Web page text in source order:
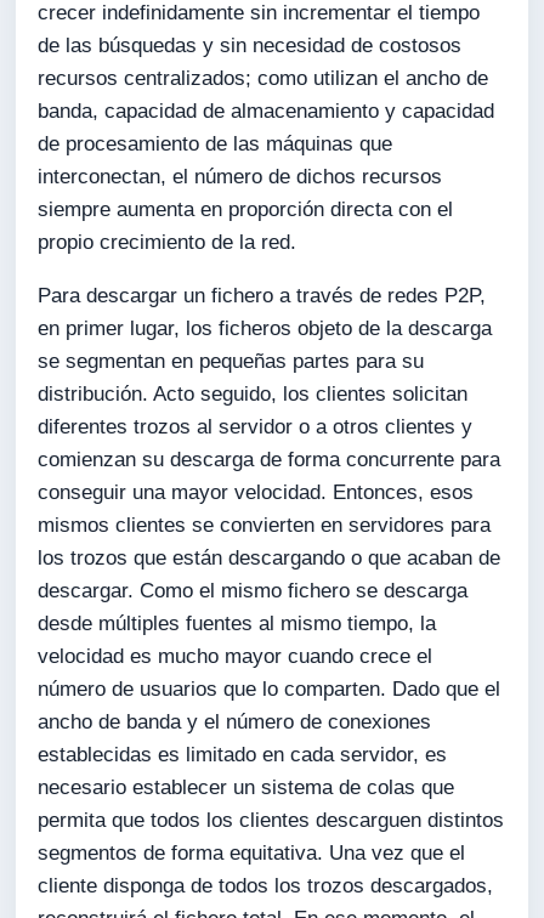
crecer indefinidamente sin incrementar el tiempo
de las búsquedas y sin necesidad de costosos
recursos centralizados; como utilizan el ancho de
banda, capacidad de almacenamiento y capacidad
de procesamiento de las máquinas que
interconectan, el número de dichos recursos
siempre aumenta en proporción directa con el
propio crecimiento de la red.
Para descargar un fichero a través de redes P2P,
en primer lugar, los ficheros objeto de la descarga
se segmentan en pequeñas partes para su
distribución. Acto seguido, los clientes solicitan
diferentes trozos al servidor o a otros clientes y
comienzan su descarga de forma concurrente para
conseguir una mayor velocidad. Entonces, esos
mismos clientes se convierten en servidores para
los trozos que están descargando o que acaban de
descargar. Como el mismo fichero se descarga
desde múltiples fuentes al mismo tiempo, la
velocidad es mucho mayor cuando crece el
número de usuarios que lo comparten. Dado que el
ancho de banda y el número de conexiones
establecidas es limitado en cada servidor, es
necesario establecer un sistema de colas que
permita que todos los clientes descarguen distintos
segmentos de forma equitativa. Una vez que el
cliente disponga de todos los trozos descargados,